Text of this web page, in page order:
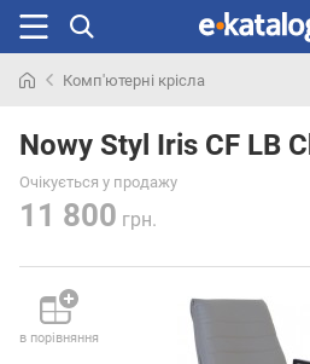
раніше
Комп'ютерні крісла
Nowy Styl Iris CF LB
Очікується у продажу
11 800 грн.
в порівняння